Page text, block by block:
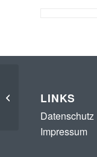
LINKS
Datenschutz
Impressum
Jugendfeuerwehren der
Gemeinde Petersberg